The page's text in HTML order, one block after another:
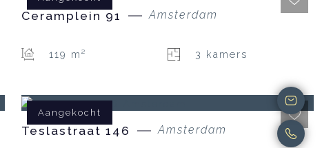
Ceramplein 91 Amsterdam
119 m² 3 kamers
Aangekocht
Teslastraat 146 Amsterdam